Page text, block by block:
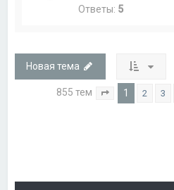
Ответы: 5
Новая тема
855 тем Страница из
1 2 3